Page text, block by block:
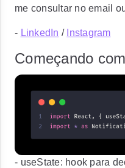
me consultar no email
- LinkedIn / Instagram
Começando
- useState: hook para